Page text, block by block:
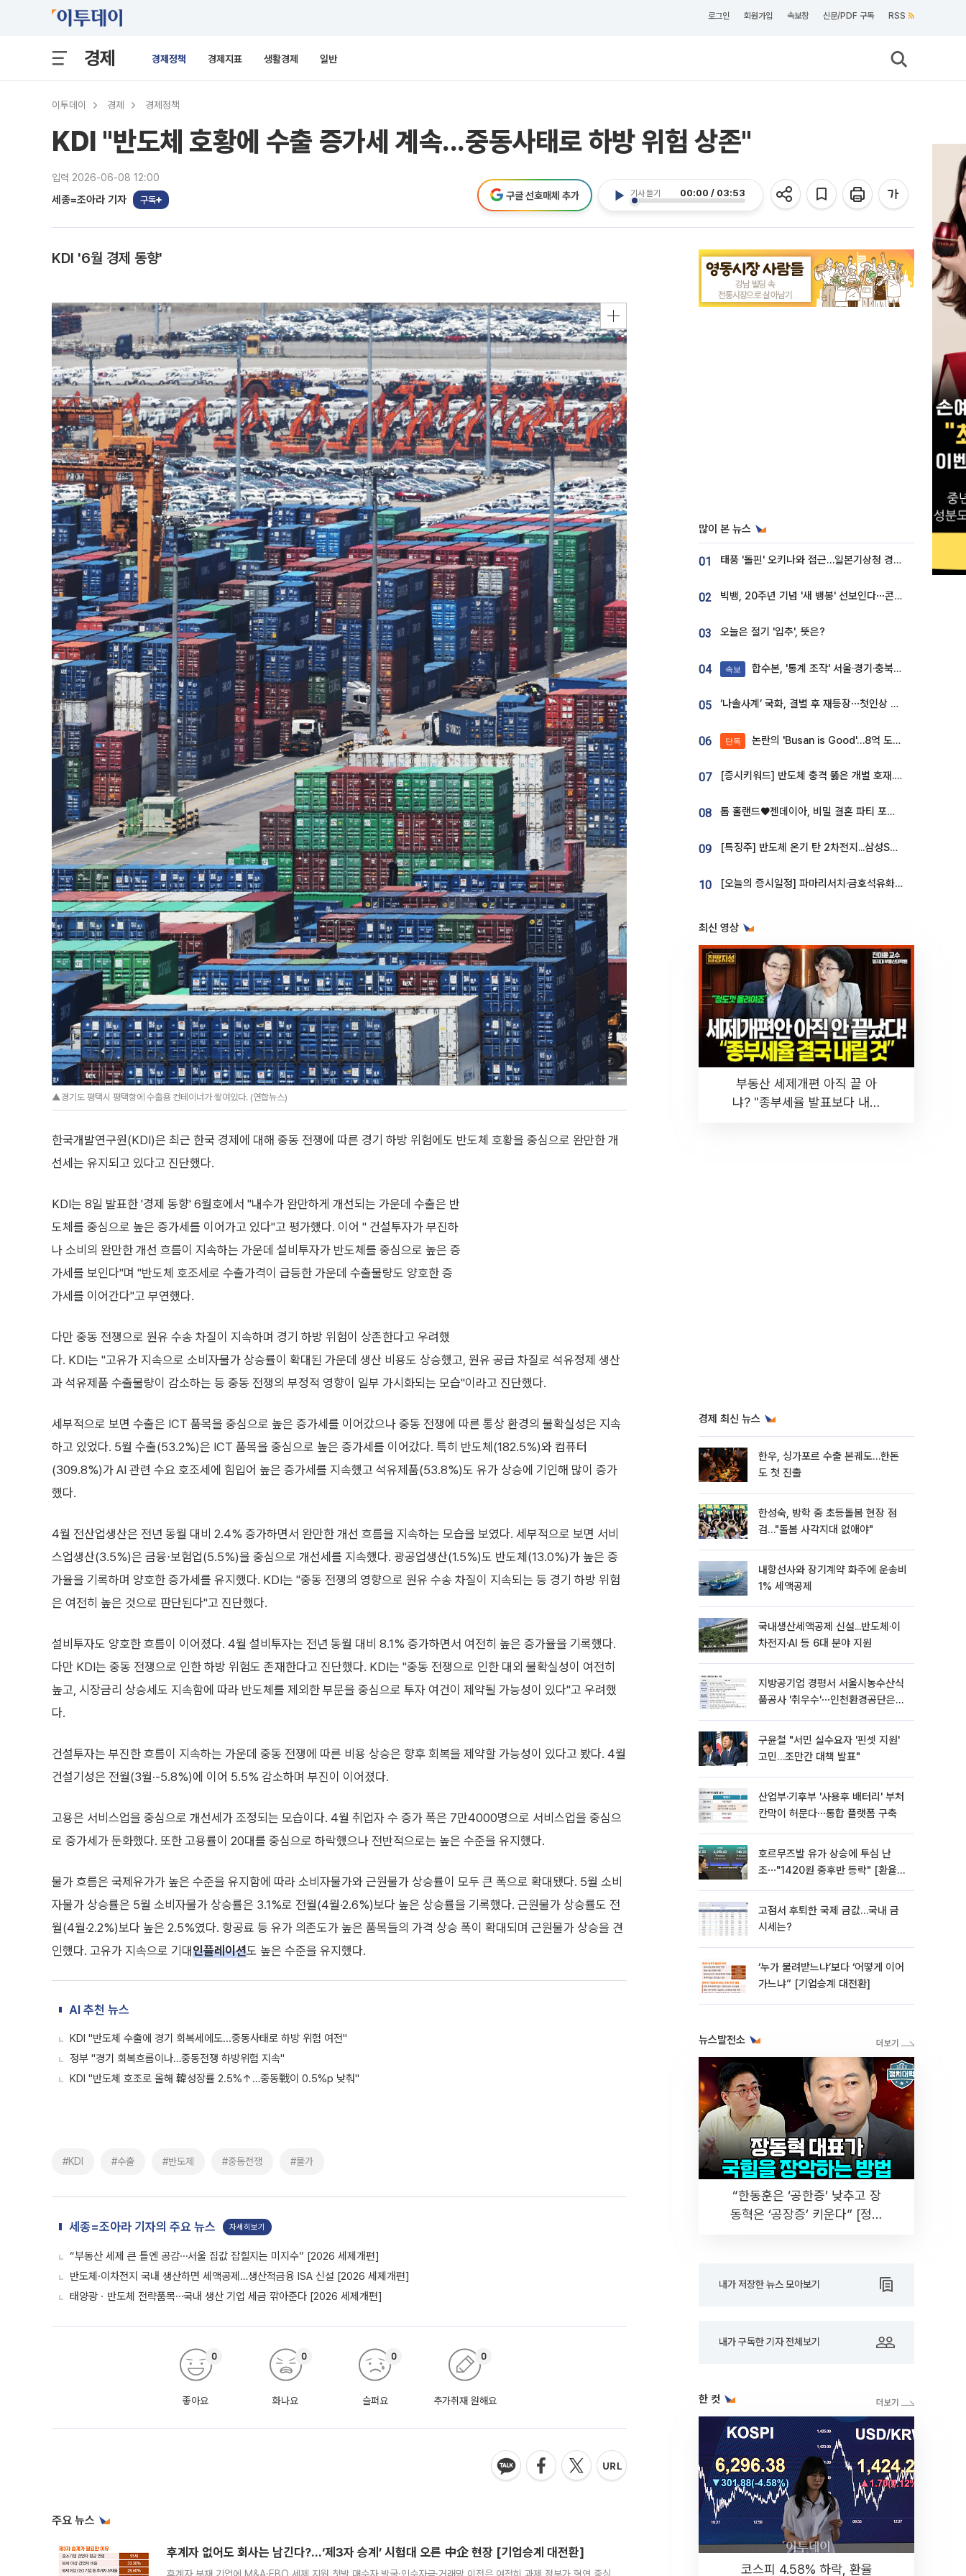
로그인 회원가입 속보창 신문/PDF 구독 RSS
경제 경제정책 경제지표 생활경제 일반
이투데이 경제 경제정책
KDI "반도체 호황에 수출 증가세 계속...중동사태로 하방 위험 상존"
입력 2026-06-08 12:00
세종=조아라 기자 구독
기사 듣기 00:00 / 03:53
구글 선호매체 추가
KDI '6월 경제 동향'
▲경기도 평택시 평택항에 수출용 컨테이너가 쌓여있다. (연합뉴스)
한국개발연구원(KDI)은 최근 한국 경제에 대해 중동 전쟁에 따른 경기 하방 위험에도 반도체 호황을 중심으로 완만한 개
선세는 유지되고 있다고 진단했다.
KDI는 8일 발표한 '경제 동향' 6월호에서 "내수가 완만하게 개선되는 가운데 수출은 반
도체를 중심으로 높은 증가세를 이어가고 있다"고 평가했다. 이어 " 건설투자가 부진하
나 소비의 완만한 개선 흐름이 지속하는 가운데 설비투자가 반도체를 중심으로 높은 증
가세를 보인다"며 "반도체 호조세로 수출가격이 급등한 가운데 수출물량도 양호한 증
가세를 이어간다"고 부연했다.
다만 중동 전쟁으로 원유 수송 차질이 지속하며 경기 하방 위험이 상존한다고 우려했
다. KDI는 "고유가 지속으로 소비자물가 상승률이 확대된 가운데 생산 비용도 상승했고, 원유 공급 차질로 석유정제 생산
과 석유제품 수출물량이 감소하는 등 중동 전쟁의 부정적 영향이 일부 가시화되는 모습"이라고 진단했다.
세부적으로 보면 수출은 ICT 품목을 중심으로 높은 증가세를 이어갔으나 중동 전쟁에 따른 통상 환경의 불확실성은 지속
하고 있었다. 5월 수출(53.2%)은 ICT 품목을 중심으로 높은 증가세를 이어갔다. 특히 반도체(182.5%)와 컴퓨터
(309.8%)가 AI 관련 수요 호조세에 힘입어 높은 증가세를 지속했고 석유제품(53.8%)도 유가 상승에 기인해 많이 증가
했다.
4월 전산업생산은 전년 동월 대비 2.4% 증가하면서 완만한 개선 흐름을 지속하는 모습을 보였다. 세부적으로 보면 서비
스업생산(3.5%)은 금융⋅보험업(5.5%)을 중심으로 개선세를 지속했다. 광공업생산(1.5%)도 반도체(13.0%)가 높은 증
가율을 기록하며 양호한 증가세를 유지했다. KDI는 "중동 전쟁의 영향으로 원유 수송 차질이 지속되는 등 경기 하방 위험
은 여전히 높은 것으로 판단된다"고 진단했다.
설비투자도 양호한 흐름이 이어졌다. 4월 설비투자는 전년 동월 대비 8.1% 증가하면서 여전히 높은 증가율을 기록했다.
다만 KDI는 중동 전쟁으로 인한 하방 위험도 존재한다고 진단했다. KDI는 "중동 전쟁으로 인한 대외 불확실성이 여전히
높고, 시장금리 상승세도 지속함에 따라 반도체를 제외한 부문을 중심으로 투자 여건이 제약될 가능성이 있다"고 우려했
다.
건설투자는 부진한 흐름이 지속하는 가운데 중동 전쟁에 따른 비용 상승은 향후 회복을 제약할 가능성이 있다고 봤다. 4월
건설기성은 전월(3월·-5.8%)에 이어 5.5% 감소하며 부진이 이어졌다.
고용은 서비스업을 중심으로 개선세가 조정되는 모습이다. 4월 취업자 수 증가 폭은 7만4000명으로 서비스업을 중심으
로 증가세가 둔화했다. 또한 고용률이 20대를 중심으로 하락했으나 전반적으로는 높은 수준을 유지했다.
물가 흐름은 국제유가가 높은 수준을 유지함에 따라 소비자물가와 근원물가 상승률이 모두 큰 폭으로 확대됐다. 5월 소비
자물가 상승률은 5월 소비자물가 상승률은 3.1%로 전월(4월·2.6%)보다 높은 상승률을 기록했다. 근원물가 상승률도 전
월(4월·2.2%)보다 높은 2.5%였다. 항공료 등 유가 의존도가 높은 품목들의 가격 상승 폭이 확대되며 근원물가 상승을 견
인했다. 고유가 지속으로 기대인플레이션도 높은 수준을 유지했다.
AI 추천 뉴스
KDI "반도체 수출에 경기 회복세에도...중동사태로 하방 위험 여전"
정부 "경기 회복흐름이나…중동전쟁 하방위험 지속"
KDI "반도체 호조로 올해 韓성장률 2.5%↑…중동戰이 0.5%p 낮춰"
#KDI #수출 #반도체 #중동전쟁 #물가
세종=조아라 기자의 주요 뉴스 자세히보기
“부동산 세제 큰 틀엔 공감⋯서울 집값 잡힐지는 미지수” [2026 세제개편]
반도체·이차전지 국내 생산하면 세액공제…생산적금융 ISA 신설 [2026 세제개편]
태양광ㆍ반도체 전략품목⋯국내 생산 기업 세금 깎아준다 [2026 세제개편]
좋아요
0
화나요
0
슬퍼요
0
추가취재 원해요
0
주요 뉴스
후계자 없어도 회사는 남긴다?…‘제3자 승계’ 시험대 오른 中企 현장 [기업승계 대전환]
많이 본 뉴스
01 태풍 '돌핀' 오키나와 접근…일본기상청 경로 업데이트
02 빅뱅, 20주년 기념 '새 뱅봉' 선보인다⋯콘서트 앞두고 팝업 개최
03 오늘은 절기 '입추', 뜻은?
04 속보 합수본, '통계 조작' 서울·경기·충북 선관위 등 추가 압수수색
05 ‘나솔사계’ 국화, 결별 후 재등장⋯첫인상 투표 휩쓸고 ‘인기녀’ 등극
06 단독 논란의 'Busan is Good'…8억 도시브랜드, 용산 대통령실 CI 업체가 수행
07 [증시키워드] 반도체 충격 뚫은 개별 호재...포스코퓨처엠·에코프로·한화솔루션 '눈길'
08 톰 홀랜드♥젠데이아, 비밀 결혼 파티 포착⋯호텔 대관비만 9억
09 [특징주] 반도체 온기 탄 2차전지...삼성SDI, 장 초반 7% 넘게 껑충
10 [오늘의 증시일정] 파마리서치·금호석유화학·코오롱인더·상상인증권 등
최신 영상
부동산 세제개편 아직 끝 아
냐? "종부세율 발표보다 내릴
경제 최신 뉴스
한우, 싱가포르 수출 본궤도…한돈
도 첫 진출
한성숙, 방학 중 초등돌봄 현장 점
검…"돌봄 사각지대 없애야"
내항선사와 장기계약 화주에 운송비
1% 세액공제
국내생산세액공제 신설...반도체·이
차전지·AI 등 6대 분야 지원
지방공기업 경평서 서울시농수산식
품공사 '취우수'⋯인천환경공단은
구윤철 "서민 실수요자 '핀셋 지원'
고민…조만간 대책 발표"
산업부·기후부 '사용후 배터리' 부처
칸막이 허문다⋯통합 플랫폼 구축
호르무즈발 유가 상승에 투심 난
조⋯"1420원 중후반 등락" [환율전
고점서 후퇴한 국제 금값…국내 금
시세는?
‘누가 물려받느냐’보다 ‘어떻게 이어
가느냐” [기업승계 대전환]
뉴스발전소
“한동훈은 ‘공한증’ 낮추고 장
동혁은 ‘공장증’ 키운다” [정치
내가 저장한 뉴스 모아보기
내가 구독한 기자 전체보기
한 컷
코스피 4.58% 하락, 환율